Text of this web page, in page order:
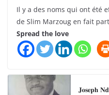
Il y a des noms qui ont été
de Slim Marzoug en fait
Spread the love
𝐉𝐨𝐬𝐞𝐩𝐡